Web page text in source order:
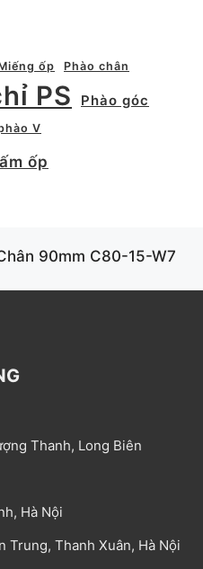
ốp Phào chân
PS
Phào góc
V
ốp
90mm C80-15-W7
Thanh, Long Biên
Hà Nội
Trung, Thanh Xuân, Hà Nội